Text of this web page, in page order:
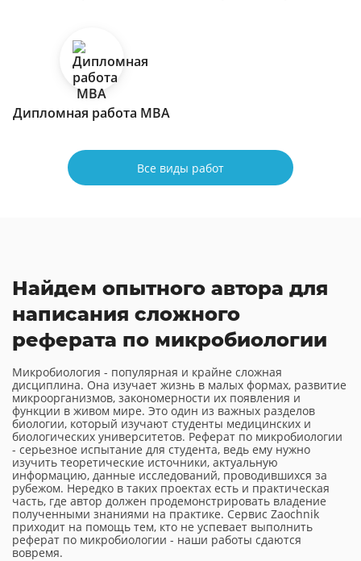
Дипломная работа МВА
Все виды работ
Найдем опытного автора для
написания сложного
реферата по микробиологии
Микробиология - популярная и крайне сложная
дисциплина. Она изучает жизнь в малых формах, развитие
микроорганизмов, закономерности их появления и
функции в живом мире. Это один из важных разделов
биологии, который изучают студенты медицинских и
биологических университетов. Реферат по микробиологии
- серьезное испытание для студента, ведь ему нужно
изучить теоретические источники, актуальную
информацию, данные исследований, проводившихся за
рубежом. Нередко в таких проектах есть и практическая
часть, где автор должен продемонстрировать владение
полученными знаниями на практике. Сервис Zaochnik
приходит на помощь тем, кто не успевает выполнить
реферат по микробиологии - наши работы сдаются
вовремя.